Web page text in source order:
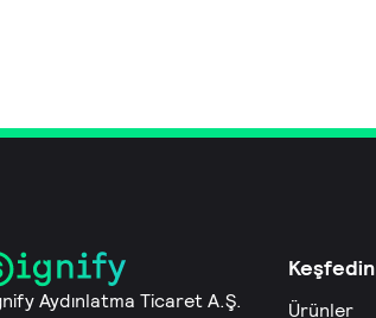
Aydınlatma Ticaret A.Ş.
Keşfedin
Ürünler